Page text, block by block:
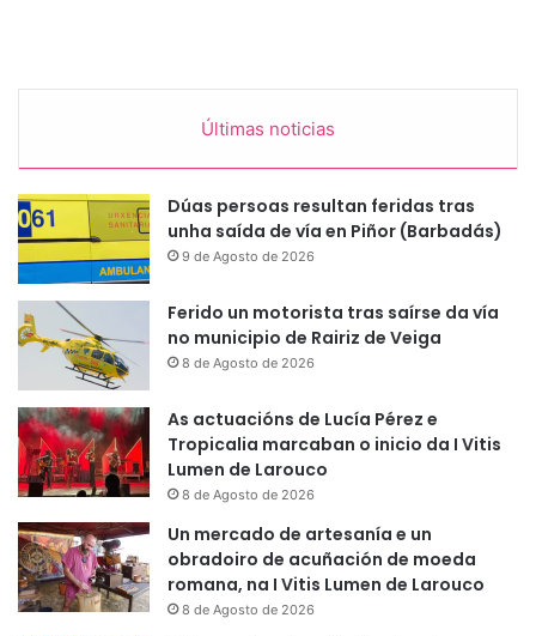
Últimas noticias
Dúas persoas resultan feridas tras
unha saída de vía en Piñor (Barbadás)
9 de Agosto de 2026
Ferido un motorista tras saírse da vía
no municipio de Rairiz de Veiga
8 de Agosto de 2026
As actuacións de Lucía Pérez e
Tropicalia marcaban o inicio da I Vitis
Lumen de Larouco
8 de Agosto de 2026
Un mercado de artesanía e un
obradoiro de acuñación de moeda
romana, na I Vitis Lumen de Larouco
8 de Agosto de 2026